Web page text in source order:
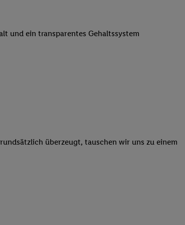
und ein transparentes Gehaltssystem
überzeugt, tauschen wir uns zu einem
Wir